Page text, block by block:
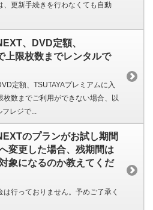
、更新手続きを行わなくても自動
、DVD定額、
上限枚数までレンタルで
定額、TSUTAYAプレミアムに入
数までご利用ができない場合、以
フレジで...
のプランがお試し期間
変更した場合、残期間は
象になるのか教えてくだ
行っておりません。予めご了承く